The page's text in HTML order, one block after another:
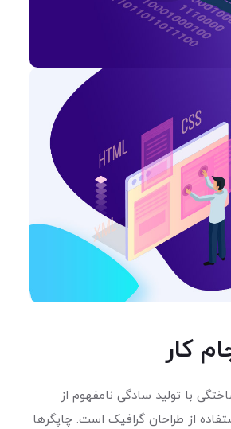
کار
با تولید سادگی نامفهوم از
از طراحان گرافیک است. چاپگرها